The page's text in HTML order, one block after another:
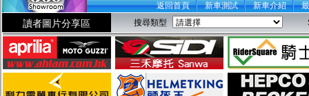
返回首頁
新車測試 新車介紹
讀者圖片分享區 搜尋類型